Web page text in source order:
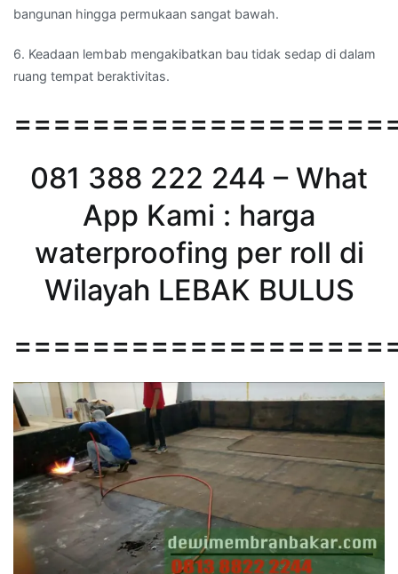
bangunan hingga permukaan sangat bawah.
6. Keadaan lembab mengakibatkan bau tidak sedap di dalam
ruang tempat beraktivitas.
081 388 222 244 – What
App Kami : harga
waterproofing per roll di
Wilayah LEBAK BULUS